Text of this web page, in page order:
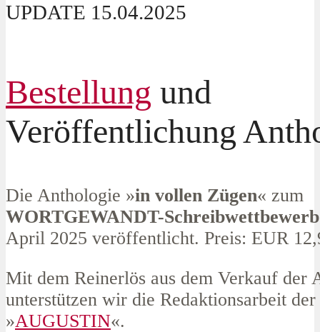
UPDATE 15.04.2025
Bestellung und
Veröffentlichung
Die Anthologie »in vollen Zügen« zum
WORTGEWANDT-Schreibwettbewerb
April 2025 veröffentlicht. Preis: EUR
Mit dem Reinerlös aus dem Verkauf der
unterstützen wir die Redaktionsarbeit
»AUGUSTIN«.